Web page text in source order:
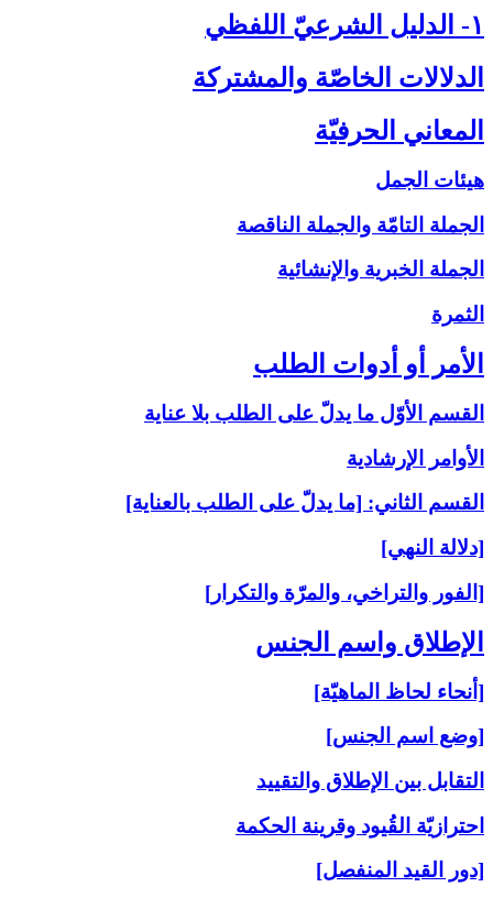
۱- الدليل الشرعيّ اللفظي‏
الدلالات الخاصّة والمشتركة
المعاني الحرفيّة
هيئات الجمل
الجملة التامّة والجملة الناقصة
الجملة الخبرية والإنشائية
الثمرة
الأمر أو أدوات الطلب‏
القسم الأوّل ما يدلّ على الطلب بلا عناية
الأوامر الإرشادية
القسم الثاني: [ما يدلّ على الطلب بالعناية]
[دلالة النهي]
[الفور والتراخي، والمرّة والتكرار]
الإطلاق واسم الجنس‏
[أنحاء لحاظ الماهيّة]
[وضع اسم الجنس]
التقابل بين الإطلاق والتقييد
احترازيّة القُيود وقرينة الحكمة
[دور القيد المنفصل]